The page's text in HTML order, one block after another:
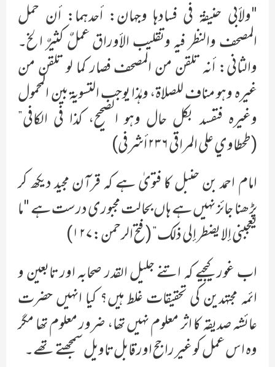
"ولأبي حنیفۃ في فسادہا وجہان: أحدہما: أن حمل
المصحف والنظر فیہ وتقلیب الأوراق عملٌ کثیرٌ الخ۔
والثاني: أنہ تلقن من المصحف فصار کما لو تلقن من
غیرہ وہو مناف للصلاۃ، وہٰذا یوجب التسویۃ بین المحمول
وغیرہ فتفسد بکل حال وہو الصحیح، کذا في الکافي”
(طحطاوي علی المراقي ۲۳۶ أشرفي)
امام احمد بن حنبل کا فتویٰ ہے کہ قرآن مجید دیکھ کر
پڑھنا جائز نہیں ہے ہاں بحالت مجبوری درست ہے "ما
یعجبني إلا یضطر إلی ذلک” (فتح الرحمن:۱۲۷)
اب غور کیجیے کہ اتنے جلیل القدر صحابہ اور تابعین و
ائمہ مجتہدین کی تحقیقات غلط ہیں؟ کیا انہیں حضرت
عائشہ صدیقہ کا اثر معلوم نہیں تھا، ضرور معلوم تھا مگر
وہ اس عمل کو غیر راجح اور قابل تاویل سمجھتے تھے۔